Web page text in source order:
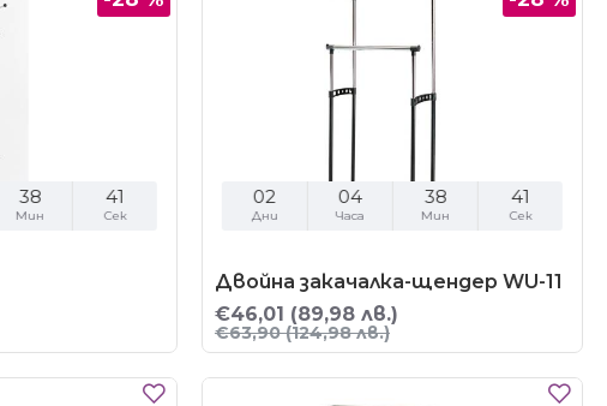
38
Мин
40
Сек
02
Дни
04
Часа
38
Мин
40
Сек
Двойна закачалка-щендер WU-11
€46,01 (89,98 лв.)
€63,90(124,98 лв.)